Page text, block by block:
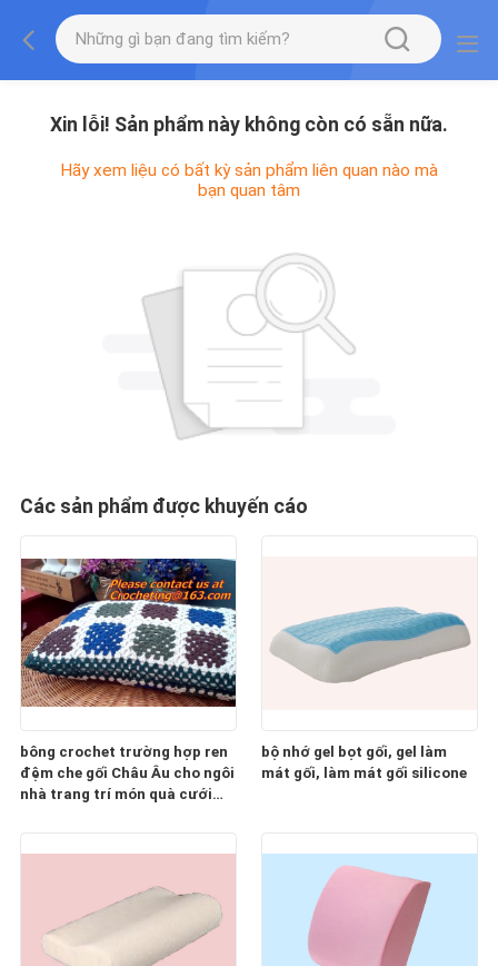
Xin lỗi! Sản phẩm này không còn có sẵn nữa.
Hãy xem liệu có bất kỳ sản phẩm liên quan nào mà
bạn quan tâm
Các sản phẩm được khuyến cáo
bông crochet trường hợp ren
đệm che gối Châu Âu cho ngôi
nhà trang trí món quà cưới
bộ nhớ gel bọt gối, gel làm
mát gối, làm mát gối silicone